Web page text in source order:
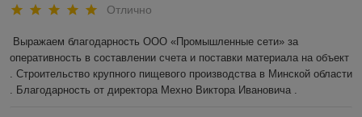
Отлично
Выражаем благодарность ООО «Промышленные сети» за
оперативность в составлении счета и поставки материала на объект
. Строительство крупного пищевого производства в Минской области
. Благодарность от директора Мехно Виктора Ивановича .